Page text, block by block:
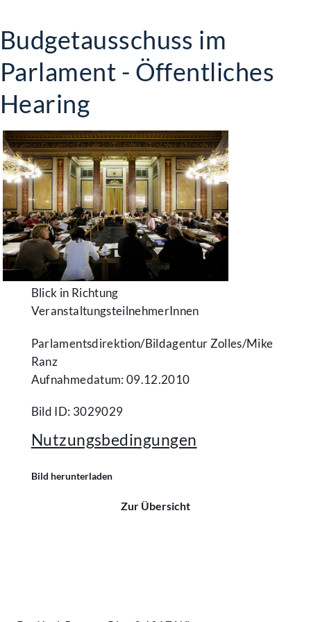
Budgetausschuss im
Parlament - Öffentliches
Hearing
Blick in Richtung
VeranstaltungsteilnehmerInnen
Parlamentsdirektion/​Bildagentur Zolles/​Mike
Ranz
Aufnahmedatum: 09.12.2010
Bild ID: 3029029
Nutzungsbedingungen
Bild herunterladen
Zur Übersicht